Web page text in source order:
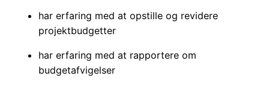
har erfaring med at opstille og revidere
projektbudgetter
har erfaring med at rapportere om
budgetafvigelser